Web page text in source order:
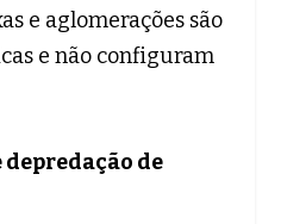
e aglomerações são
e não configuram
de